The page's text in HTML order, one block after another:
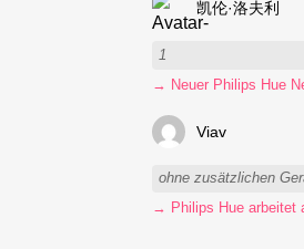
凯伦·洛夫利
1
Viav
ohne zusätzlichen